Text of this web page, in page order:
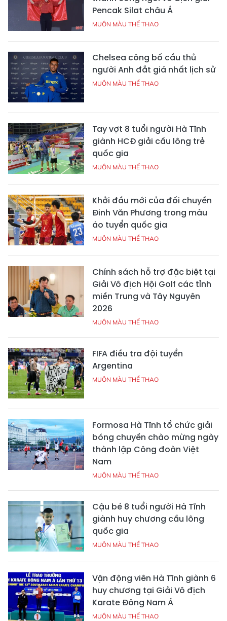
Pencak Silat châu Á
MUÔN MÀU THỂ THAO
Chelsea công bố cầu thủ
người Anh đắt giá nhất lịch sử
MUÔN MÀU THỂ THAO
Tay vợt 8 tuổi người Hà Tĩnh
giành HCĐ giải cầu lông trẻ
quốc gia
MUÔN MÀU THỂ THAO
Khởi đầu mới của đối chuyền
Đinh Văn Phương trong màu
áo tuyển quốc gia
MUÔN MÀU THỂ THAO
Chính sách hỗ trợ đặc biệt tại
Giải Vô địch Hội Golf các tỉnh
miền Trung và Tây Nguyên
2026
MUÔN MÀU THỂ THAO
FIFA điều tra đội tuyển
Argentina
MUÔN MÀU THỂ THAO
Formosa Hà Tĩnh tổ chức giải
bóng chuyền chào mừng ngày
thành lập Công đoàn Việt
Nam
MUÔN MÀU THỂ THAO
Cậu bé 8 tuổi người Hà Tĩnh
giành huy chương cầu lông
quốc gia
MUÔN MÀU THỂ THAO
Vận động viên Hà Tĩnh giành 6
huy chương tại Giải Vô địch
Karate Đông Nam Á
MUÔN MÀU THỂ THAO